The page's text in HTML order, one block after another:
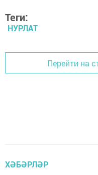
Теги:
НУРЛАТ
Перейти на
ХӘБӘРЛӘР